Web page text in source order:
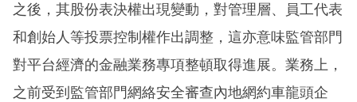
之後，其股份表決權出現變動，對管理層、員工代表
和創始人等投票控制權作出調整，這亦意味監管部門
對平台經濟的金融業務專項整頓取得進展。業務上，
之前受到監管部門網絡安全審查內地網約車龍頭企